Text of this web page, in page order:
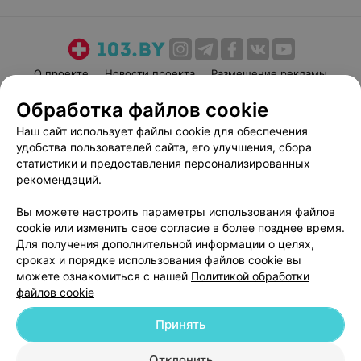
О проекте Новости проекта
Размещение рекламы
Пользовательское соглашение
Способы оплаты
Вакансии
Партнеры
Написать руководителю 103.by
Персональные настройки cookie
Обработка персональных данных
© 2026 ООО «Артокс Лаб», УНП 191700409| 220012, Республика Беларусь,
Обработка файлов cookie
Наш сайт использует файлы cookie для обеспечения
удобства пользователей сайта, его улучшения, сбора
статистики и предоставления персонализированных
рекомендаций.
Вы можете настроить параметры использования файлов
cookie или изменить свое согласие в более позднее время.
Для получения дополнительной информации о целях,
сроках и порядке использования файлов cookie вы
можете ознакомиться с нашей Политикой обработки
файлов cookie
Принять